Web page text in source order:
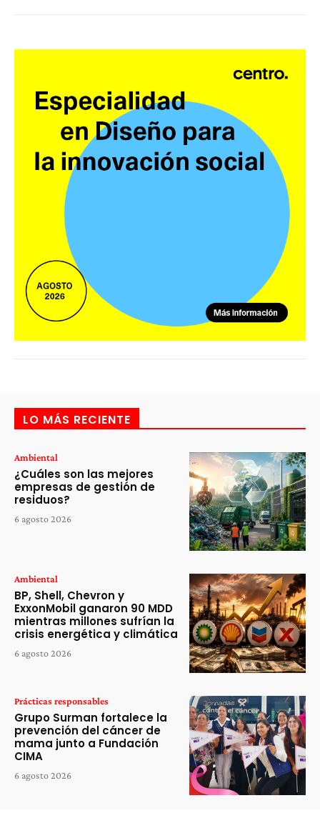
LO MÁS RECIENTE
Ambiental
¿Cuáles son las mejores
empresas de gestión de
residuos?
6 agosto 2026
Ambiental
BP, Shell, Chevron y
ExxonMobil ganaron 90 MDD
mientras millones sufrían la
crisis energética y climática
6 agosto 2026
Prácticas responsables
Grupo Surman fortalece la
prevención del cáncer de
mama junto a Fundación
CIMA
6 agosto 2026